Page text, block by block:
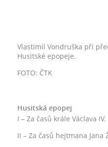
Vlastimil Vondruška při
Husitské epopeje.
FOTO: ČTK
Husitská epopej
I – Za časů krále Václava IV.
II – Za časů hejtmana Jana